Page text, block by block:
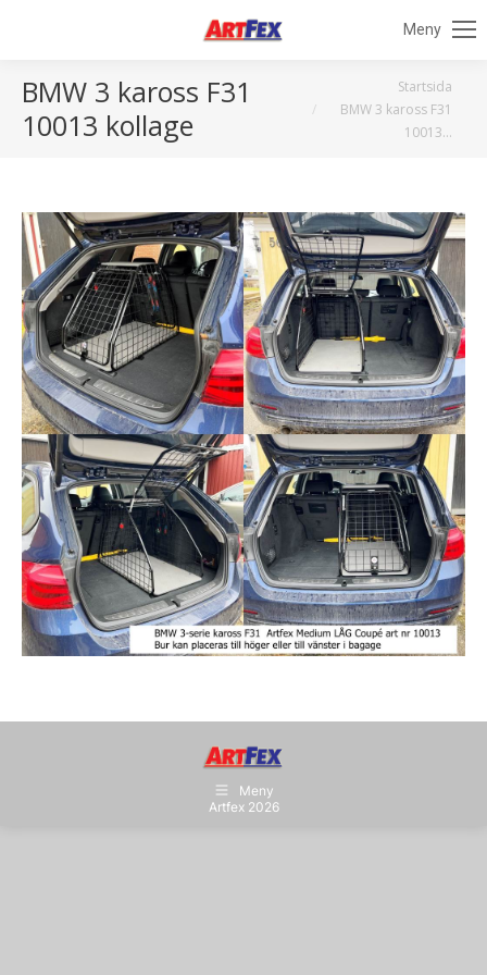
Meny
BMW 3 kaross F31
10013 kollage
Startsida
BMW 3 kaross F31
10013…
Meny
Artfex 2026